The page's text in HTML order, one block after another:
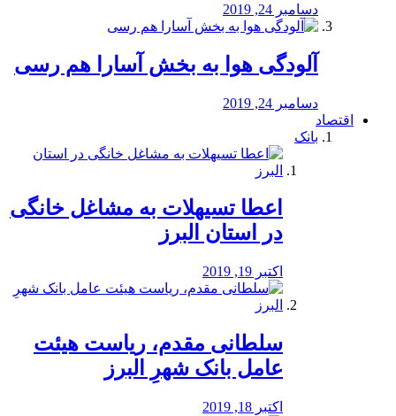
دسامبر 24, 2019
آلودگی هوا به بخش آسارا هم رسی
دسامبر 24, 2019
اقتصاد
بانک
️اعطا تسیهلات به مشاغل خانگی
در استان البرز
اکتبر 19, 2019
سلطانی مقدم، ریاست هیئت
عامل بانک شهرِ البرز
اکتبر 18, 2019